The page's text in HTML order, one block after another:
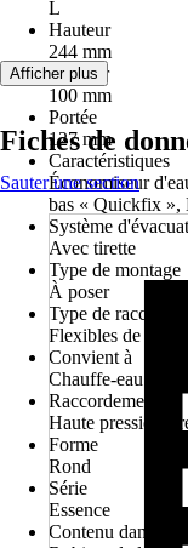
L
Hauteur
244 mm
Largeur
100 mm
Portée
127 mm
Caractéristiques
Économiseur
bas « Quickfix »,
Système
Avec tirette
Type de montage
À poser
Type de
Flexibles de
Convient à
Chauffe-eau
Raccordement
Haute pression -
Forme
Rond
Série
Essence
Contenu dans le
Afficher plus
Fiches de
Sauter une section